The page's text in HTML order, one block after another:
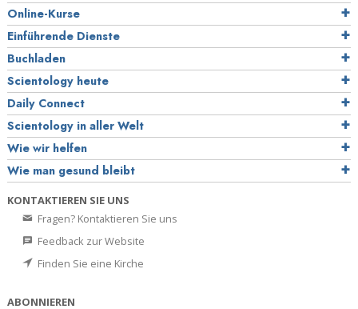
Online-Kurse
Einführende Dienste
Buchladen
Scientology heute
Daily Connect
Scientology in aller Welt
Wie wir helfen
Wie man gesund bleibt
KONTAKTIEREN SIE UNS
Fragen? Kontaktieren Sie uns
Feedback zur Website
Finden Sie eine Kirche
ABONNIEREN